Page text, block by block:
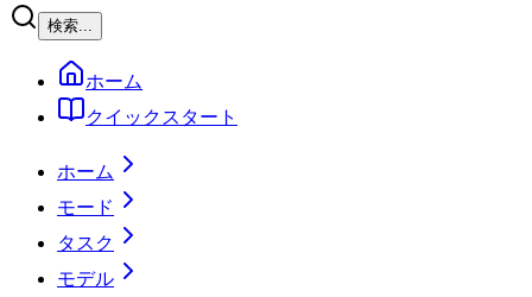
検索...
ホーム
クイックスタート
ホーム
モード
タスク
モデル